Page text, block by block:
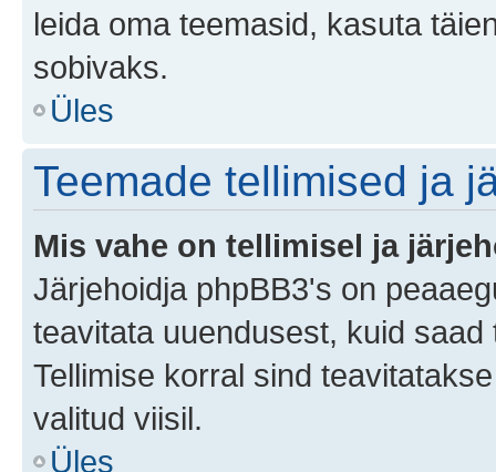
leida oma teemasid, kasuta
sobivaks.
Üles
Teemade tellimised ja
Mis vahe on tellimisel ja
Järjehoidja phpBB3's on
teavitata uuendusest, kuid
Tellimise korral sind
valitud viisil.
Üles